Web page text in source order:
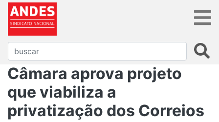
​​​​​​​Câmara aprova projeto
que viabiliza a
privatização dos Correios